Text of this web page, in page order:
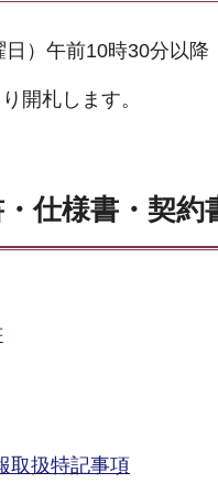
）午前10時30分以降
開札します。
仕様書・契約
取扱特記事項